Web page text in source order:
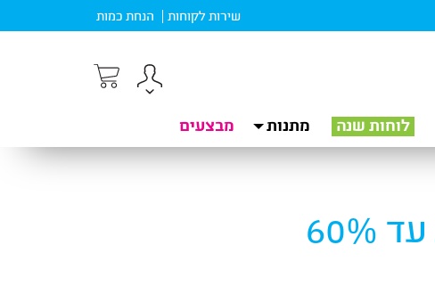
שירות לקוחות הנחת כמות
לוחות שנה מתנות מבצעים